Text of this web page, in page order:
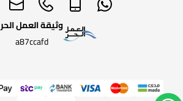
وثيقة العمل الحر
a87ccafd